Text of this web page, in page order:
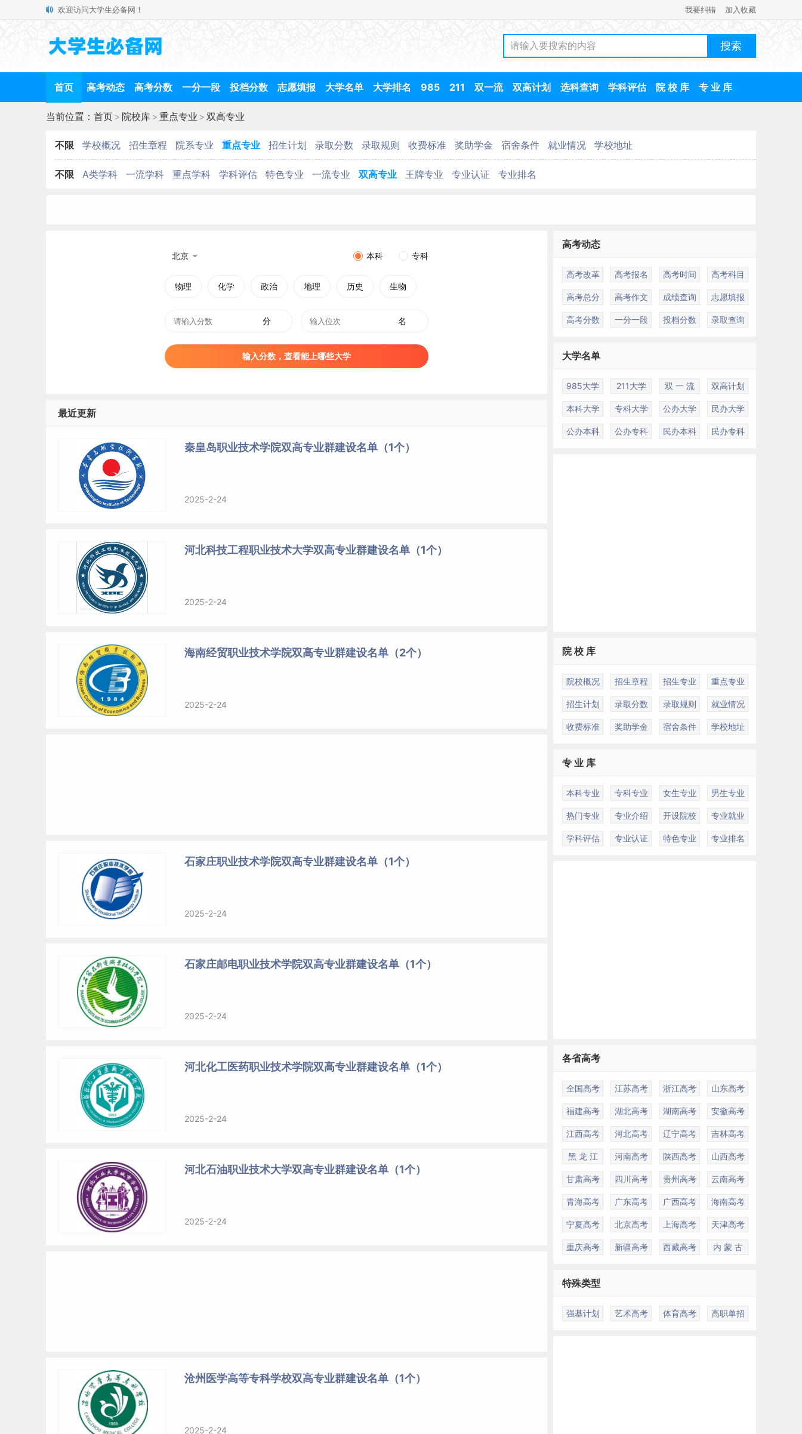
欢迎访问大学生必备网！ 我要纠错 加入收藏
首页 高考动态 高考分数 一分一段 投档分数 志愿填报 大学名单 大学排名 985 211 双一流 双高计划 选科查询 学科评估 院 校 库 专 业 库
当前位置： 首页> 院校库> 重点专业 > 双高专业
不限 学校概况 招生章程 院系专业 重点专业 招生计划 录取分数 录取规则 收费标准 奖助学金 宿舍条件 就业情况 学校地址
不限 A类学科 一流学科 重点学科 学科评估 特色专业 一流专业 双高专业 王牌专业 专业认证 专业排名
北京 本科 专科
物理 化学 政治 地理 历史 生物
分 名
输入分数，查看能上哪些大学
最近更新
秦皇岛职业技术学院双高专业群建设名单（1个）
2025-2-24
河北科技工程职业技术大学双高专业群建设名单（1个）
2025-2-24
海南经贸职业技术学院双高专业群建设名单（2个）
2025-2-24
石家庄职业技术学院双高专业群建设名单（1个）
2025-2-24
石家庄邮电职业技术学院双高专业群建设名单（1个）
2025-2-24
河北化工医药职业技术学院双高专业群建设名单（1个）
2025-2-24
河北石油职业技术大学双高专业群建设名单（1个）
2025-2-24
沧州医学高等专科学校双高专业群建设名单（1个）
2025-2-24
高考动态
高考改革 高考报名 高考时间 高考科目
高考总分 高考作文 成绩查询 志愿填报
高考分数 一分一段 投档分数 录取查询
大学名单
985大学 211大学 双 一 流 双高计划
本科大学 专科大学 公办大学 民办大学
公办本科 公办专科 民办本科 民办专科
院 校 库
院校概况 招生章程 招生专业 重点专业
招生计划 录取分数 录取规则 就业情况
收费标准 奖助学金 宿舍条件 学校地址
专 业 库
本科专业 专科专业 女生专业 男生专业
热门专业 专业介绍 开设院校 专业就业
学科评估 专业认证 特色专业 专业排名
各省高考
全国高考 江苏高考 浙江高考 山东高考
福建高考 湖北高考 湖南高考 安徽高考
江西高考 河北高考 辽宁高考 吉林高考
黑 龙 江 河南高考 陕西高考 山西高考
甘肃高考 四川高考 贵州高考 云南高考
青海高考 广东高考 广西高考 海南高考
宁夏高考 北京高考 上海高考 天津高考
重庆高考 新疆高考 西藏高考 内 蒙 古
特殊类型
强基计划 艺术高考 体育高考 高职单招